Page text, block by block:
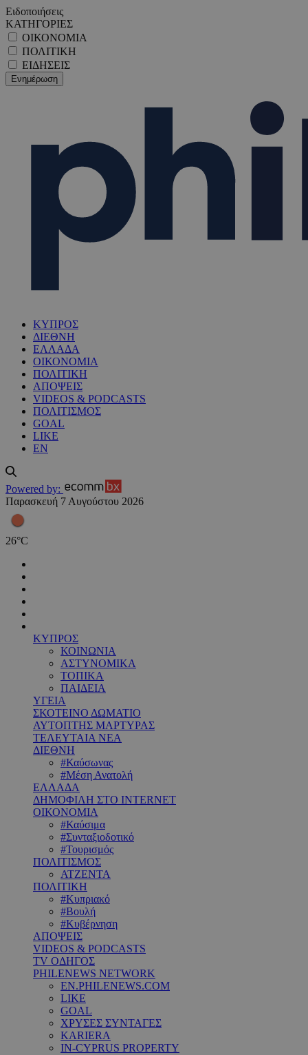
Ειδοποιήσεις
ΚΑΤΗΓΟΡΙΕΣ
ΟΙΚΟΝΟΜΙΑ
ΠΟΛΙΤΙΚΗ
ΕΙΔΗΣΕΙΣ
ΚΥΠΡΟΣ
ΔΙΕΘΝΗ
ΕΛΛΑΔΑ
ΟΙΚΟΝΟΜΙΑ
ΠΟΛΙΤΙΚΗ
ΑΠΟΨΕΙΣ
VIDEOS & PODCASTS
ΠΟΛΙΤΙΣΜΟΣ
GOAL
LIKE
EN
Powered by:
Παρασκευή 7 Αυγούστου 2026
26°C
ΚΥΠΡΟΣ
ΚΟΙΝΩΝΙΑ
ΑΣΤΥΝΟΜΙΚΑ
ΤΟΠΙΚΑ
ΠΑΙΔΕΙΑ
ΥΓΕΙΑ
ΣΚΟΤΕΙΝΟ ΔΩΜΑΤΙΟ
ΑΥΤΟΠΤΗΣ ΜΑΡΤΥΡΑΣ
ΤΕΛΕΥΤΑΙΑ ΝΕΑ
ΔΙΕΘΝΗ
#Καύσωνας
#Μέση Ανατολή
ΕΛΛΑΔΑ
ΔΗΜΟΦΙΛΗ ΣΤΟ INTERNET
ΟΙΚΟΝΟΜΙΑ
#Καύσιμα
#Συνταξιοδοτικό
#Τουρισμός
ΠΟΛΙΤΙΣΜΟΣ
ΑΤΖΕΝΤΑ
ΠΟΛΙΤΙΚΗ
#Κυπριακό
#Βουλή
#Κυβέρνηση
ΑΠΟΨΕΙΣ
VIDEOS & PODCASTS
TV ΟΔΗΓΟΣ
PHILENEWS NETWORK
EN.PHILENEWS.COM
LIKE
GOAL
ΧΡΥΣΕΣ ΣΥΝΤΑΓΕΣ
KARIERA
IN-CYPRUS PROPERTY